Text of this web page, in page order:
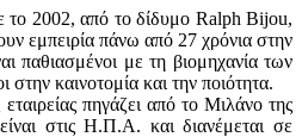
το 2002, από το δίδυμο Ralph Bijou,
εμπειρία πάνω από 27 χρόνια στην
παθιασμένοι με τη βιομηχανία των
καινοτομία και την ποιότητα.
πηγάζει από το Μιλάνο της
στις Η.Π.Α. και διανέμεται σε